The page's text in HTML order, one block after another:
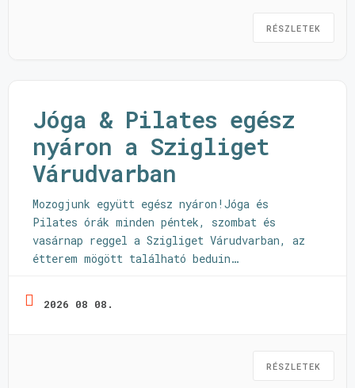
RÉSZLETEK
Jóga & Pilates egész
nyáron a Szigliget
Várudvarban
Mozogjunk együtt egész nyáron!Jóga és
Pilates órák minden péntek, szombat és
vasárnap reggel a Szigliget Várudvarban, az
étterem mögött található beduin
Orsolya és Ryszka Nóra. Bővebb infó és
2026 08 08.
RÉSZLETEK